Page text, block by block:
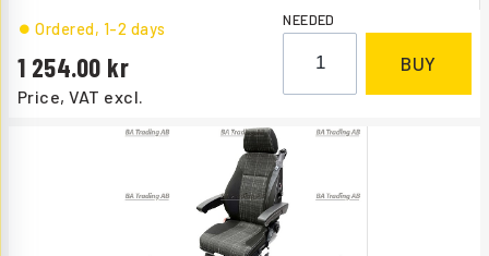
Price, VAT excl.
1 254.00
Ordered, 1-2 days NEEDED
BUY